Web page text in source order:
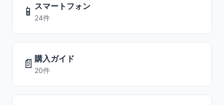
📱 スマートフォン
24件
📄 購入ガイド
20件